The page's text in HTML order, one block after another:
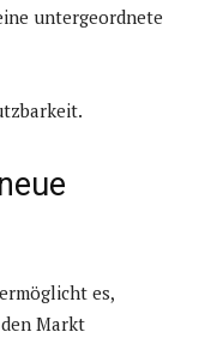
untergeordnete
ermöglicht es,
Markt